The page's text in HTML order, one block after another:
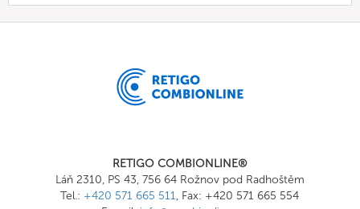
RETIGO COMBIONLINE®
Láň 2310, PS 43, 756 64 Rožnov pod Radhoštěm
Tel.: +420 571 665 511, Fax: +420 571 665 554